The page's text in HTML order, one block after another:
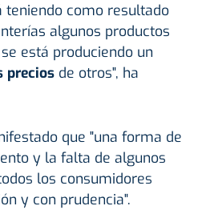
teniendo como resultado
algunos productos
está produciendo un
precios de otros", ha
que "una forma de
y la falta de algunos
los consumidores
y con prudencia".